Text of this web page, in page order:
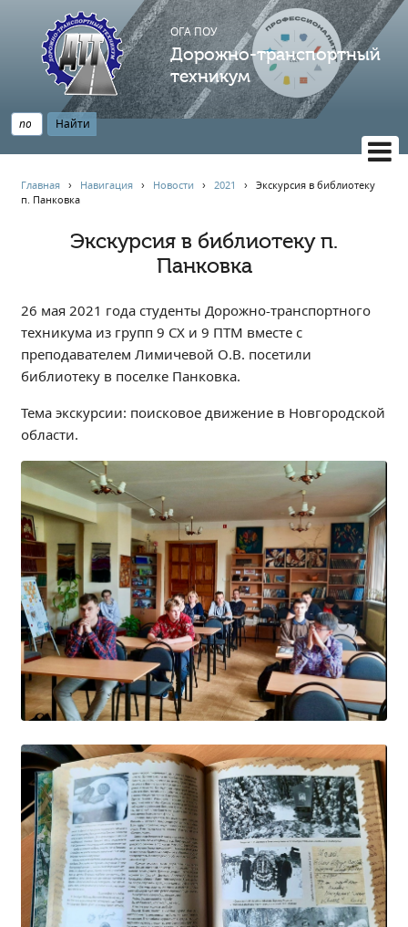
ОГА ПОУ
Дорожно-транспортный
техникум
НАВИГАЦИЯ
Главная
Профессионалитет
Опрос по качеству образования
Новости
Наблюдательный совет
Независимая оценка качества
Обращения онлайн
Контакты
Региональный центр по профилактике ДДТТ
Учебно-производственный комплекс
Центр карьеры
Противодействие коррупции
Всероссийское чемпионатное движение
Региональная инновационная площадка
СВЕДЕНИЯ ОБ ОБРАЗОВАТЕЛЬНОЙ ОРГАНИЗАЦИИ
Структура и органы управления образовательной
организацией
Документы
Образование
Образовательные стандарты и требования
Руководство
Педагогический состав
Главная › Навигация › Новости ›2021 ›️Экскурсия в библиотеку
п. Панковка️
️Экскурсия в библиотеку п.
Панковка️
26 мая 2021 года студенты Дорожно-транспортного
техникума из групп 9 СХ и 9 ПТМ вместе с
преподавателем Лимичевой О.В. посетили
библиотеку в поселке Панковка.
Тема экскурсии: поисковое движение в Новгородской
области.